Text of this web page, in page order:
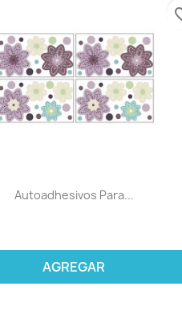
Autoadhesivos Para...
AGREGAR